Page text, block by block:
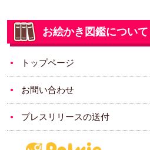
お絵かき図鑑について
トップページ
お問い合わせ
プレスリリースの送付